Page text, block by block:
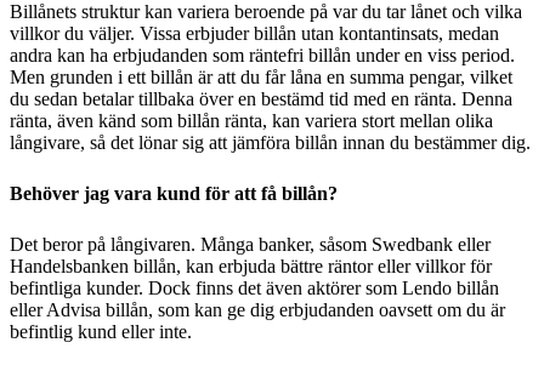
Billånets struktur kan variera beroende på var du tar lånet och vilka
villkor du väljer. Vissa erbjuder billån utan kontantinsats, medan
andra kan ha erbjudanden som räntefri billån under en viss period.
Men grunden i ett billån är att du får låna en summa pengar, vilket
du sedan betalar tillbaka över en bestämd tid med en ränta. Denna
ränta, även känd som billån ränta, kan variera stort mellan olika
långivare, så det lönar sig att jämföra billån innan du bestämmer dig.
Behöver jag vara kund för att få billån?
Det beror på långivaren. Många banker, såsom Swedbank eller
Handelsbanken billån, kan erbjuda bättre räntor eller villkor för
befintliga kunder. Dock finns det även aktörer som Lendo billån
eller Advisa billån, som kan ge dig erbjudanden oavsett om du är
befintlig kund eller inte.